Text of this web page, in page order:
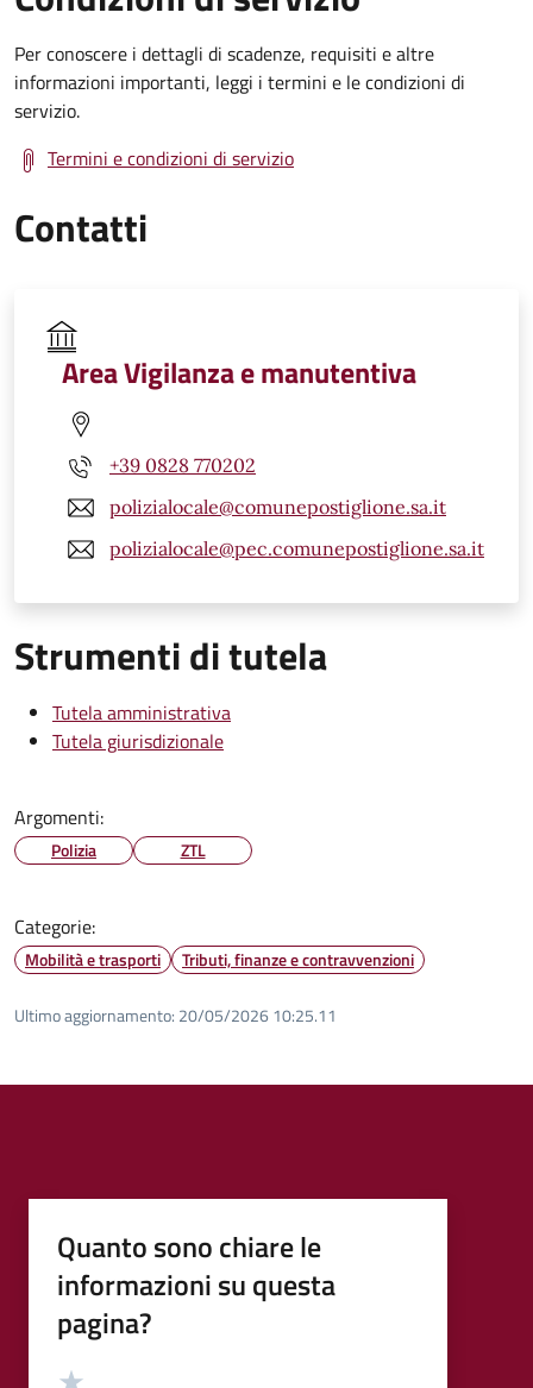
Per conoscere i dettagli di scadenze, requisiti e altre
informazioni importanti, leggi i termini e le condizioni di
servizio.
Termini e condizioni di servizio
Contatti
Area Vigilanza e manutentiva
+39 0828 770202
polizialocale@comunepostiglione.sa.it
polizialocale@pec.comunepostiglione.sa.it
Strumenti di tutela
Tutela amministrativa
Tutela giurisdizionale
Argomenti:
Polizia ZTL
Categorie:
Mobilità e trasporti Tributi, finanze e contravvenzioni
Ultimo aggiornamento: 20/05/2026 10:25.11
Quanto sono chiare le
informazioni su questa
pagina?
Valutazione